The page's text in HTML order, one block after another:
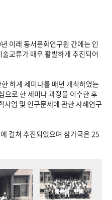
이래 동서문화연구원 간에는 인
교류가 매우 활발하게 추진되어
하계 세미나를 매년 개최하였는
으로 한 세미나 과정을 이수한 후
사업 및 인구문제에 관한 사례연구
걸쳐 추진되었으며 참가국은 25